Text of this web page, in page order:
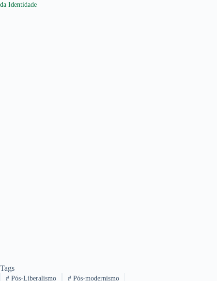
da Identidade
Tags
#Pós-Liberalismo #Pós-modernismo